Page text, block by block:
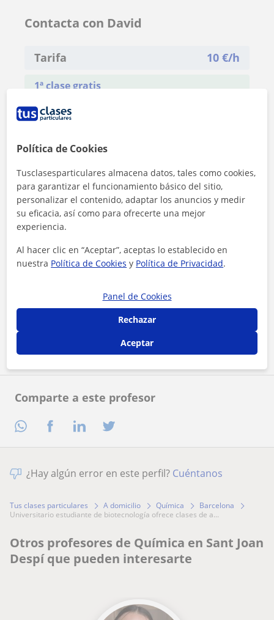
Comparte a este profesor
Contacta con David
Tarifa 10 €/h
1ª clase gratis
Al hacer clic, aceptas nuestro aviso legaly de
¿Hay algún error en este perfil? Cuéntanos
Tus clases particulares A domicilio Química
Barcelona
universitario estudiante de biotecnología ofrece clases de a...
Otros profesores de Química en Sant Joan
Despí que pueden interesarte
Política de Cookies
Tusclasesparticulares almacena datos, tales como cookies,
para garantizar el funcionamiento básico del sitio,
personalizar el contenido, adaptar los anuncios y medir
su eficacia, así como para ofrecerte una mejor
experiencia.
Al hacer clic en “Aceptar”, aceptas lo establecido en
nuestra Política de Cookies y Política de Privacidad.
Panel de Cookies
Rechazar
Aceptar